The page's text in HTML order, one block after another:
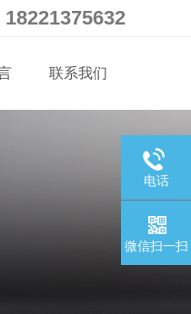
18221375632
联系我们
电话
微信扫一扫